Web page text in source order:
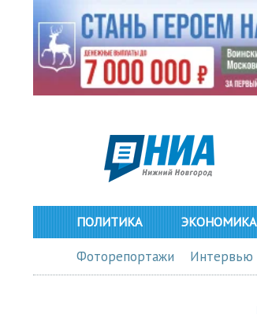
ПОЛИТИКА ЭКОНОМИКА
Фоторепортажи Интервью